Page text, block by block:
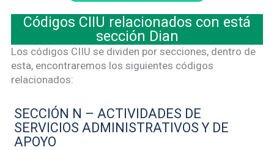
Códigos CIIU relacionados con está
sección Dian
Los códigos CIIU se dividen por secciones, dentro de
esta, encontraremos los siguientes códigos
relacionados:
SECCIÓN N – ACTIVIDADES DE
SERVICIOS ADMINISTRATIVOS Y DE
APOYO